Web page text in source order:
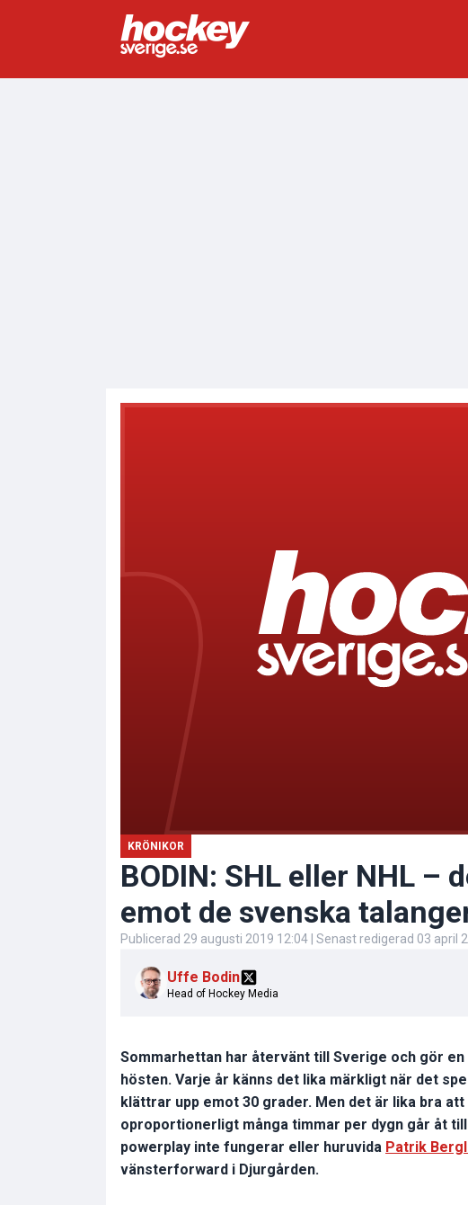
KRÖNIKOR
BODIN: SHL eller NHL –
emot de svenska
Publicerad 29 augusti 2019 12:04 | Senast redigerad 03 april
Uffe Bodin
Head of Hockey Media
Sommarhettan har återvänt till Sverige och gör
hösten. Varje år känns det lika märkligt när det
klättrar upp emot 30 grader. Men det är lika bra
oproportionerligt många timmar per dygn går åt
powerplay inte fungerar eller huruvida Patrik
vänsterforward i Djurgården.